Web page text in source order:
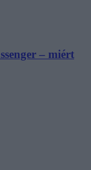
– miért